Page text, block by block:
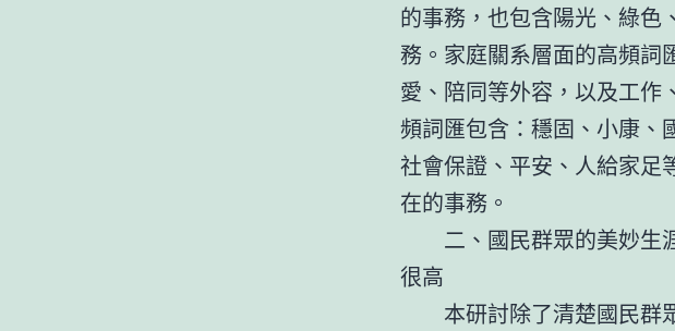
的事務，也包含陽光、綠色
務。家庭關系層面的高頻詞
愛、陪同等外容，以及工作
頻詞匯包含：穩固、小康、
社會保證、平安、人給家足
在的事務。
二、國民群眾的美妙生
很高
本研討除了清楚國民群